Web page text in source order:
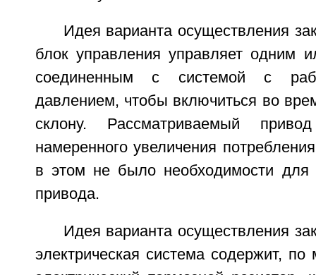
Идея варианта осуществления
блок управления управляет одним
соединенным с системой с
давлением, чтобы включиться во
склону. Рассматриваемый
намеренного увеличения
в этом не было необходимости для
привода.
Идея варианта осуществления
электрическая система содержит,